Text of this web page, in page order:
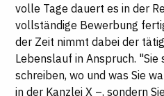
volle Tage dauert es in der
vollständige Bewerbung
der Zeit nimmt dabei der
Lebenslauf in Anspruch.
schreiben, wo und was Sie
in der Kanzlei X –, sondern